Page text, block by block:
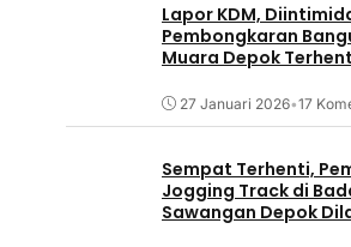
Lapor KDM,
Pembongkaran
Muara Depok
27 Januari 2026•17
Sempat Terhenti,
Jogging Track di
Sawangan Depok